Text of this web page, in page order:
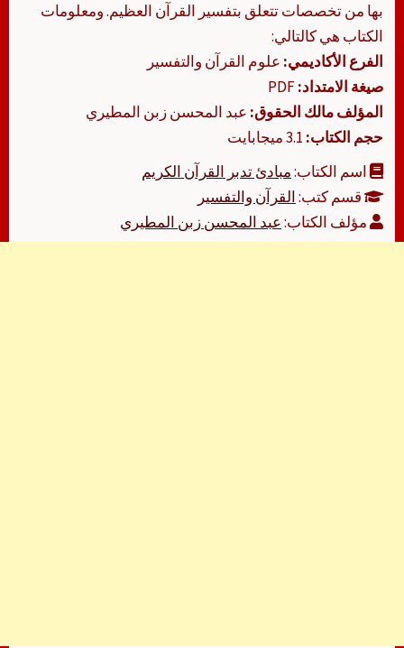
بها من تخصصات تتعلق بتفسير القرآن العظيم. ومعلومات
الكتاب هي كالتالي:
الفرع الأكاديمي: علوم القرآن والتفسير
صيغة الامتداد:
المؤلف مالك الحقوق: عبد المحسن زبن المطيري
حجم الكتاب:
اسم الكتاب:مبادئ تدبر القرآن الكريم
قسم كتب:القرآن والتفسير
مؤلف الكتاب:عبد المحسن زبن المطيري